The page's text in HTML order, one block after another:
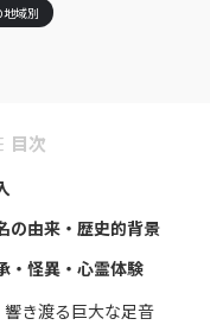
地域別
目次
の由来・歴史的背景
・怪異・心霊体験
響き渡る巨大な足音